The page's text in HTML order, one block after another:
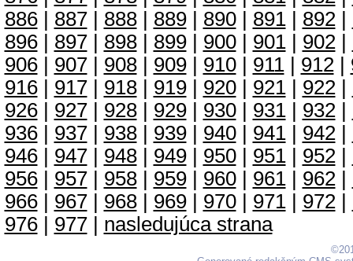
886| 887| 888| 889| 890| 891| 892|
896| 897| 898| 899| 900| 901| 902|
906| 907| 908| 909| 910| 911| 912|
916| 917| 918| 919| 920| 921| 922|
926| 927| 928| 929| 930| 931| 932|
936| 937| 938| 939| 940| 941| 942|
946| 947| 948| 949| 950| 951| 952|
956| 957| 958| 959| 960| 961| 962|
966| 967| 968| 969| 970| 971| 972|
976| 977| nasledujúca strana